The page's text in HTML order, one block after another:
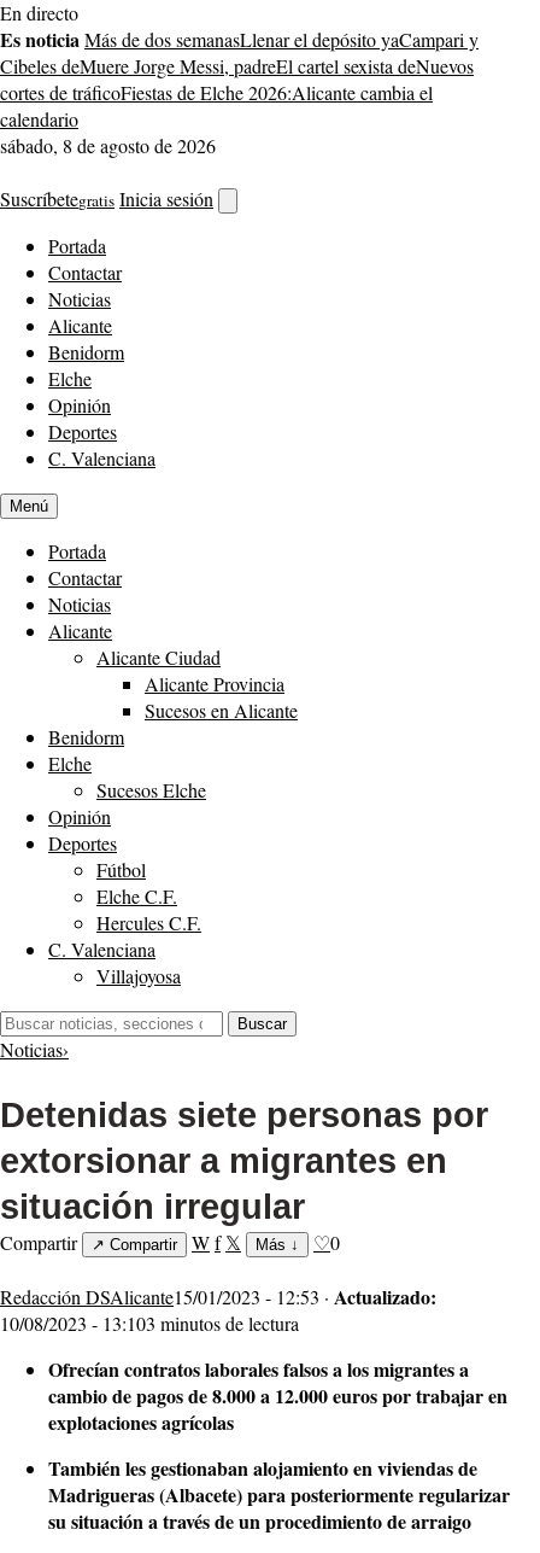
Saltar
al
contenido
En directo
Es noticiaMás de dos semanasLlenar el depósito yaCampari y
Cibeles deMuere Jorge Messi, padreEl cartel sexista deNuevos
cortes de tráficoFiestas de Elche 2026:Alicante cambia el
calendario
sábado, 8 de agosto de 2026
Suscríbetegratis Inicia sesión
buscador
Portada
Contactar
Noticias
Alicante
Benidorm
Elche
Opinión
Deportes
C. Valenciana
Menú
Portada
Contactar
Noticias
Alicante
Alicante Ciudad
Alicante Provincia
Sucesos en Alicante
Benidorm
Elche
Sucesos Elche
Opinión
Deportes
Fútbol
Elche C.F.
Hercules C.F.
C. Valenciana
Villajoyosa
Buscar:
Buscar
Noticias›
Detenidas siete personas por
extorsionar a migrantes en
situación irregular
Compartir ↗ Compartir Wf 𝕏 Más ↓ ♡0
Redacción DSAlicante15/01/2023 - 12:53 · Actualizado:
10/08/2023 - 13:103 minutos de lectura
Ofrecían contratos laborales falsos a los migrantes a
cambio de pagos de 8.000 a 12.000 euros por trabajar en
explotaciones agrícolas
También les gestionaban alojamiento en viviendas de
Madrigueras (Albacete) para posteriormente regularizar
su situación a través de un procedimiento de arraigo